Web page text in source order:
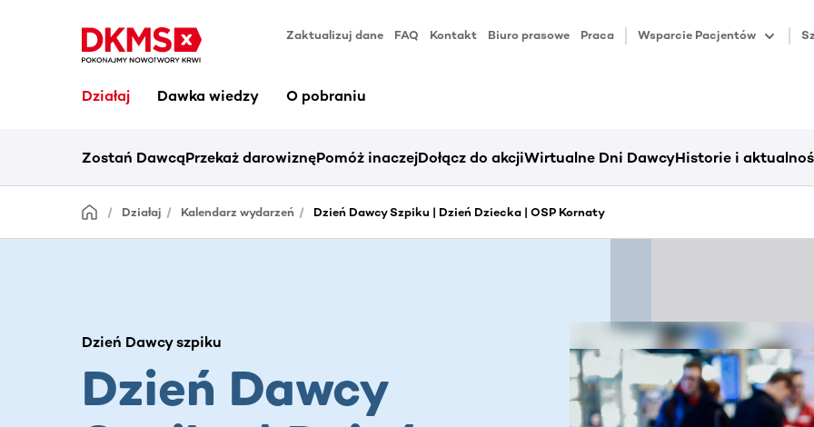
Zaktualizuj dane FAQ Kontakt Biuro prasowe Praca Wsparcie Pacjentów
Działaj Dawka wiedzy O pobraniu
Zostań DawcąPrzekaż darowiznęPomóż inaczejDołącz do akcjiWirtualne Dni DawcyHistorie i
Działaj Kalendarz wydarzeń Dzień Dawcy Szpiku | Dzień Dziecka | OSP Kornaty
Dzień Dawcy szpiku
Dzień Dawcy